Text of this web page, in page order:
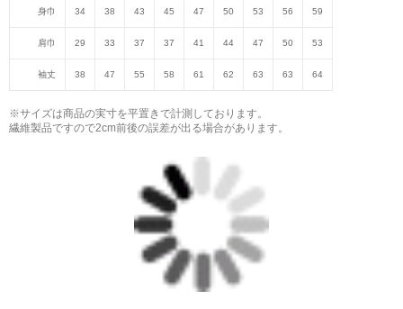
身巾 34 38 43 45 47 50 53 56 59
肩巾 29 33 37 37 41 44 47 50 53
袖丈 38 47 55 58 61 62 63 63 64
※サイズは商品の実寸を平置きで計測しております。
繊維製品ですので2cm前後の誤差が出る場合があります。